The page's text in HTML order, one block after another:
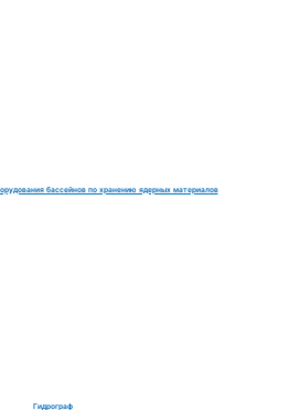
бассейнов по хранению ядерных материалов
Гидрограф